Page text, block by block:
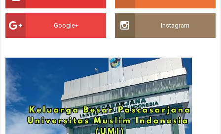
Google+ Instagram